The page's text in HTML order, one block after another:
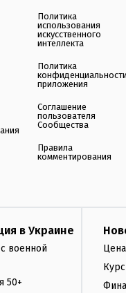
Политика
использования
искусственного
интеллекта
Политика
конфиденциальности
приложения
Соглашение
пользователя
Сообщества
Правила
комментирования
в Украине
военной
50+